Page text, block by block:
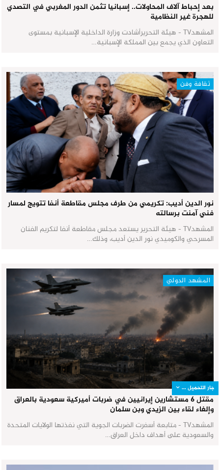
بعد إحباط آلاف المحاولات.. إسبانيا تثمن الدور المغربي في التصدي
للهجرة غير النظامية
المشهدTV - هيئة التحريرأشادت وزارة الداخلية الإسبانية بمستوى
التعاون الذي يجمع بين المملكة الإسبانية…
ثقافة وفن
نور الدين أديب: تكريمي من طرف مجلس مقاطعة أنفا تتويج لمسار
فني آمنت برسالته
المشهدTV - هيئة التحرير يستعد مجلس مقاطعة أنفا لتكريم الفنان
المسرحي والكوميدي نور الدين أديب، وذلك…
المشهد الدولي
مقتل 6 مستشارين إيرانيين في ضربات أميركية سعودية بالعراق
وإلغاء لقاء بين الزيدي وبن سلمان
المشهدTV - متابعة أسفرت الضربات الجوية التي نفذتها الولايات المتحدة
والسعودية على أهداف داخل العراق…
جار التحميل ...